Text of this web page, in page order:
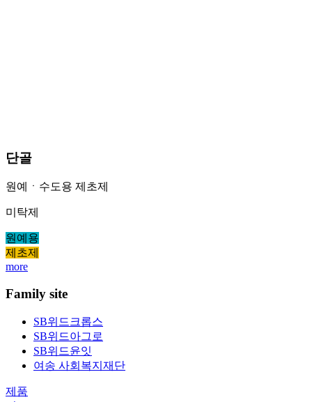
단골
원예ㆍ수도용 제초제
미탁제
원예용
제초제
more
Family site
SB위드크롭스
SB위드아그로
SB위드윤잇
여송 사회복지재단
제품